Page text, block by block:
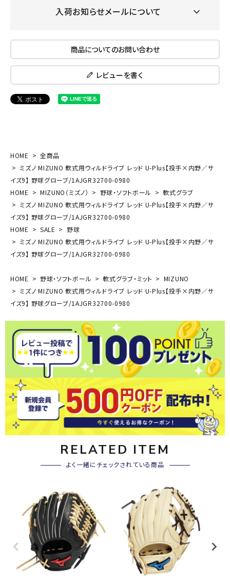
入荷お知らせメールについて
商品についてのお問い合わせ
レビューを書く
HOME
全商品
ミズノ MIZUNO 軟式用ウィルドライブ レッド U-Plus【投手×内野／サ
イズ9】 野球グローブ/1AJGR32700-0980
HOME
MIZUNO（ミズノ） 野球・ソフトボール
軟式グラブ
ミズノ MIZUNO 軟式用ウィルドライブ レッド U-Plus【投手×内野／サ
イズ9】 野球グローブ/1AJGR32700-0980
HOME
SALE
野球
ミズノ MIZUNO 軟式用ウィルドライブ レッド U-Plus【投手×内野／サ
イズ9】 野球グローブ/1AJGR32700-0980
HOME 野球・ソフトボール 軟式グラブ・ミット
MIZUNO
ミズノ MIZUNO 軟式用ウィルドライブ レッド U-Plus【投手×内野／サ
イズ9】 野球グローブ/1AJGR32700-0980
RELATED ITEM
よく一緒にチェックされている商品